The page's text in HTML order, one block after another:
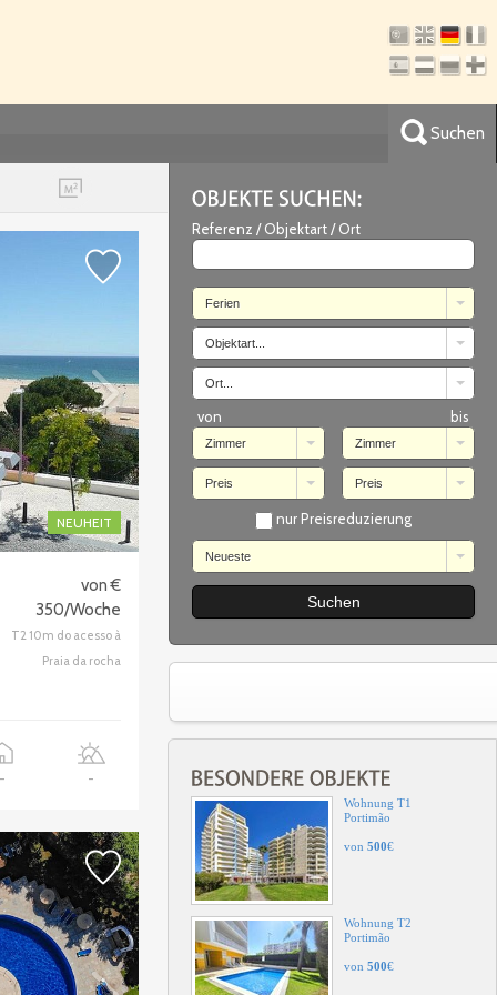
Suchen
Referenz / Objektart / Ort
Ferien
Objektart...
Ort...
von bis
Zimmer Zimmer
Preis Preis
nur Preisreduzierung
Neueste
Portimão
von
von700€
Wohnung T1
Portimão
von 500€
Wohnung T2
Portimão
von 500€
NEUHEIT
von €
350/Woche
T2 10m do acesso à
Praia da rocha
- -